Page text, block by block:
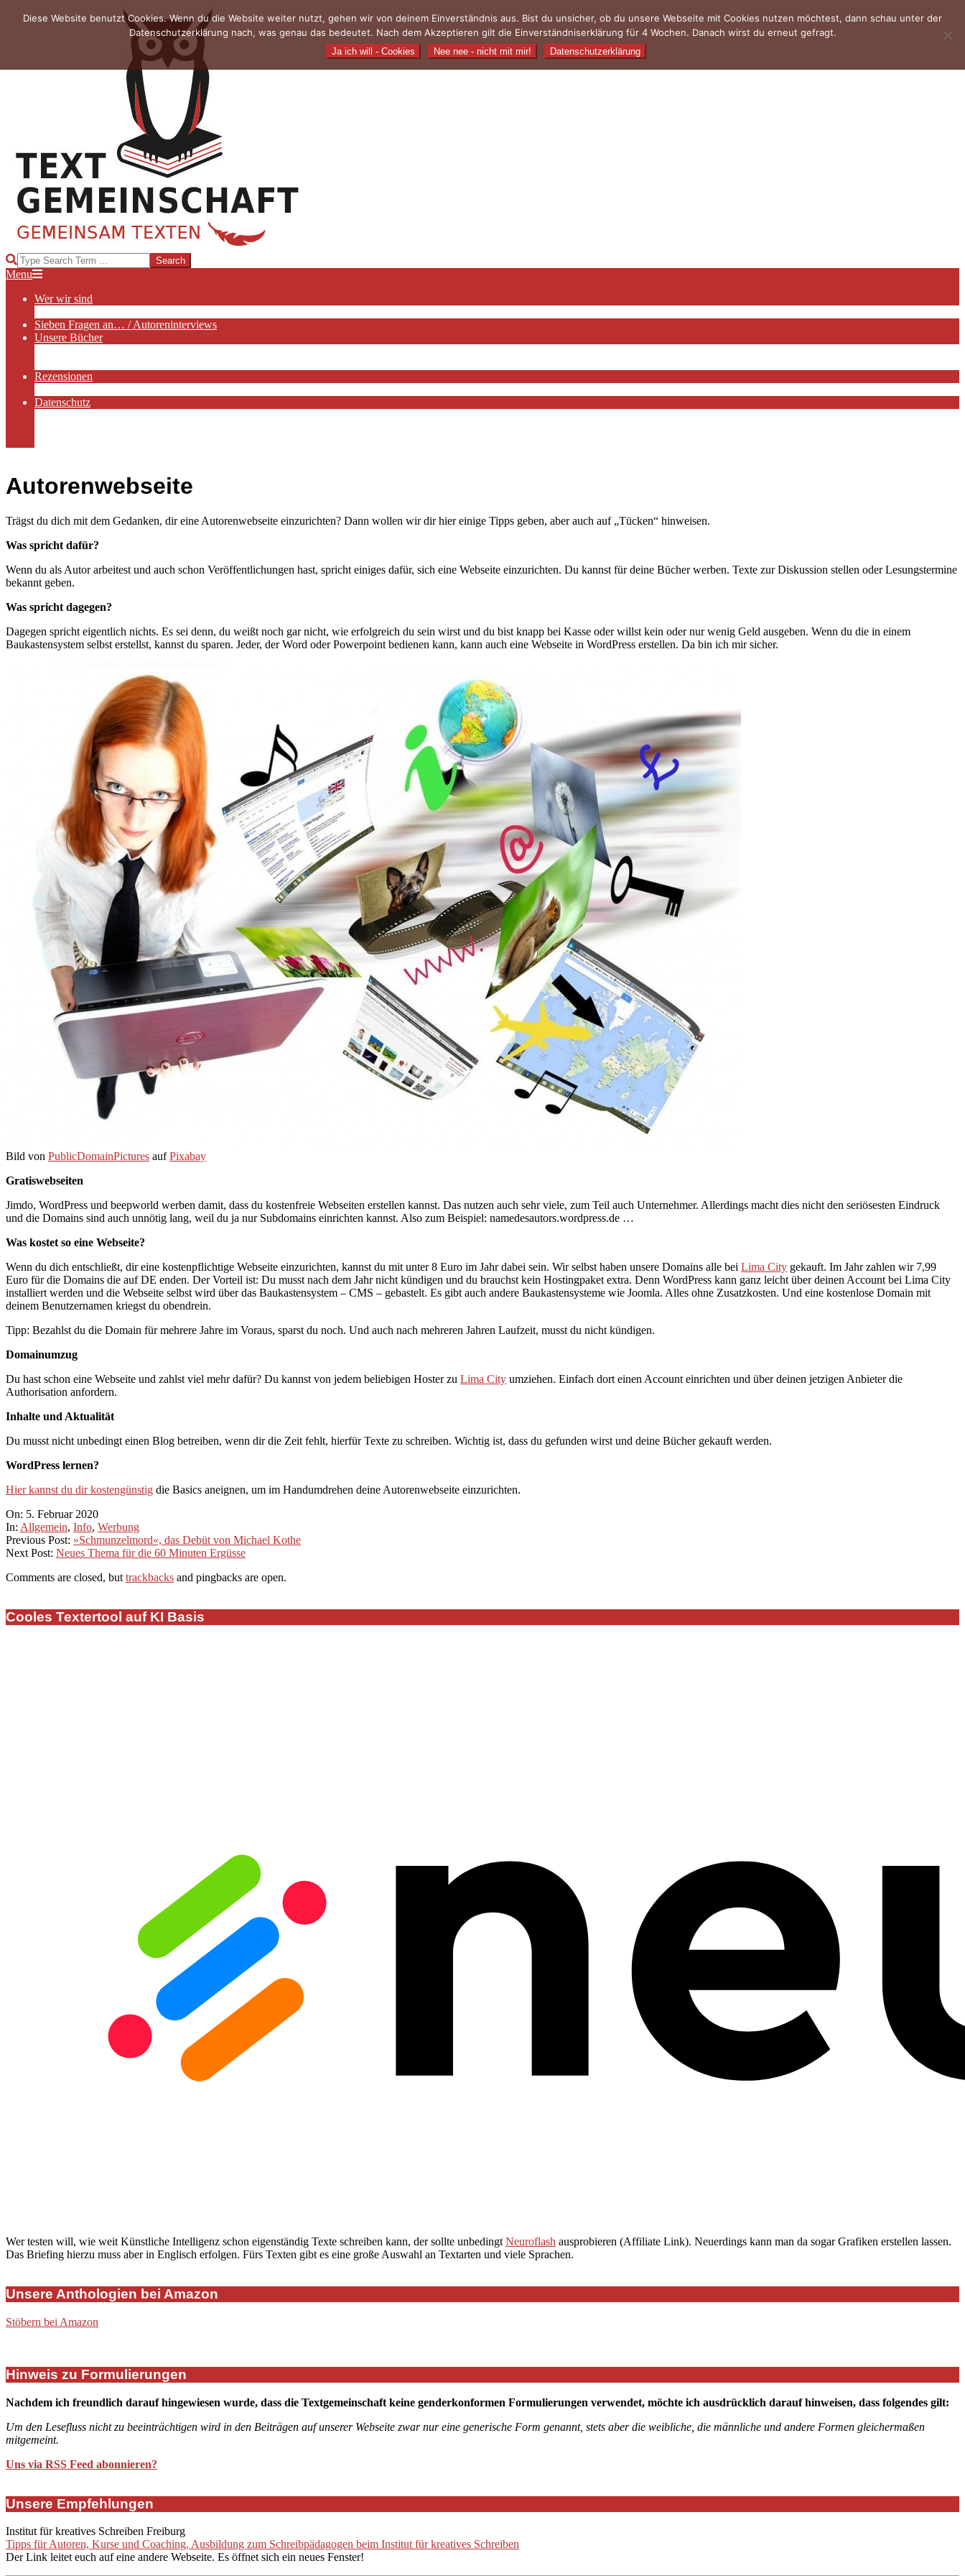
TEXTGEMEINSCHAFT
Search
Primary
Menu
Menu
Wer wir sind
Sieben Fragen an… / Autoreninterviews
Unsere Bücher
Rezensionen
Datenschutz
Autorenwebseite
Trägst du dich mit dem Gedanken, dir eine Autorenwebseite einzurichten? Dann wollen wir dir hier einige Tipps geben, aber auch auf „Tücken“ hinweisen.
Was spricht dafür?
Wenn du als Autor arbeitest und auch schon Veröffentlichungen hast, spricht einiges dafür, sich eine Webseite einzurichten. Du kannst für deine Bücher werben. Texte zur Diskussion stellen oder Lesungstermine
bekannt geben.
Was spricht dagegen?
Dagegen spricht eigentlich nichts. Es sei denn, du weißt noch gar nicht, wie erfolgreich du sein wirst und du bist knapp bei Kasse oder willst kein oder nur wenig Geld ausgeben. Wenn du die in einem
Baukastensystem selbst erstellst, kannst du sparen. Jeder, der Word oder Powerpoint bedienen kann, kann auch eine Webseite in WordPress erstellen. Da bin ich mir sicher.
Bild von PublicDomainPictures aufPixabay
Gratiswebseiten
Jimdo, WordPress und beepworld werben damit, dass du kostenfreie Webseiten erstellen kannst. Das nutzen auch sehr viele, zum Teil auch Unternehmer. Allerdings macht dies nicht den seriösesten Eindruck
und die Domains sind auch unnötig lang, weil du ja nur Subdomains einrichten kannst. Also zum Beispiel: namedesautors.wordpress.de …
Was kostet so eine Webseite?
Wenn du dich entschließt, dir eine kostenpflichtige Webseite einzurichten, kannst du mit unter 8 Euro im Jahr dabei sein. Wir selbst haben unsere Domains alle bei Lima City gekauft. Im Jahr zahlen wir 7,99
Euro für die Domains die auf DE enden. Der Vorteil ist: Du musst nach dem Jahr nicht kündigen und du brauchst kein Hostingpaket extra. Denn WordPress kann ganz leicht über deinen Account bei Lima City
installiert werden und die Webseite selbst wird über das Baukastensystem – CMS – gebastelt. Es gibt auch andere Baukastensysteme wie Joomla. Alles ohne Zusatzkosten. Und eine kostenlose Domain mit
deinem Benutzernamen kriegst du obendrein.
Tipp: Bezahlst du die Domain für mehrere Jahre im Voraus, sparst du noch. Und auch nach mehreren Jahren Laufzeit, musst du nicht kündigen.
Domainumzug
Du hast schon eine Webseite und zahlst viel mehr dafür? Du kannst von jedem beliebigen Hoster zu Lima City umziehen. Einfach dort einen Account einrichten und über deinen jetzigen Anbieter die
Authorisation anfordern.
Inhalte und Aktualität
Du musst nicht unbedingt einen Blog betreiben, wenn dir die Zeit fehlt, hierfür Texte zu schreiben. Wichtig ist, dass du gefunden wirst und deine Bücher gekauft werden.
WordPress lernen?
Hier kannst du dir kostengünstig die Basics aneignen, um im Handumdrehen deine Autorenwebseite einzurichten.
2020-
02-
05
On: 5. Februar 2020
In: Allgemein, Info, Werbung
Previous Post: »Schmunzelmord«, das Debüt von Michael Kothe
Next Post: Neues Thema für die 60 Minuten Ergüsse
Comments are closed, buttrackbacks and pingbacks are open.
Cooles Textertool auf KI Basis
Wer testen will, wie weit Künstliche Intelligenz schon eigenständig Texte schreiben kann, der sollte unbedingt Neuroflash ausprobieren (Affiliate Link). Neuerdings kann man da sogar Grafiken erstellen lassen.
Das Briefing hierzu muss aber in Englisch erfolgen. Fürs Texten gibt es eine große Auswahl an Textarten und viele Sprachen.
Unsere Anthologien bei Amazon
Stöbern bei Amazon
Hinweis zu Formulierungen
Nachdem ich freundlich darauf hingewiesen wurde, dass die Textgemeinschaft keine genderkonformen Formulierungen verwendet, möchte ich ausdrücklich darauf hinweisen, dass folgendes gilt:
Um den Lesefluss nicht zu beeinträchtigen wird in den Beiträgen auf unserer Webseite zwar nur eine generische Form genannt, stets aber die weibliche, die männliche und andere Formen gleichermaßen
mitgemeint.
Uns via RSS Feed abonnieren?
Unsere Empfehlungen
Institut für kreatives Schreiben Freiburg
Tipps für Autoren, Kurse und Coaching, Ausbildung zum Schreibpädagogen beim Institut für kreatives Schreiben
Der Link leitet euch auf eine andere Webseite. Es öffnet sich ein neues Fenster!
Diese Website benutzt Cookies. Wenn du die Website weiter nutzt, gehen wir von deinem Einverständnis aus. Bist du unsicher, ob du unsere Webseite mit Cookies nutzen möchtest, dann schau unter der
Datenschutzerklärung nach, was genau das bedeutet. Nach dem Akzeptieren gilt die Einverständniserklärung für 4 Wochen. Danach wirst du erneut gefragt.
Ja ich will - Cookies Nee nee - nicht mit mir! Datenschutzerklärung